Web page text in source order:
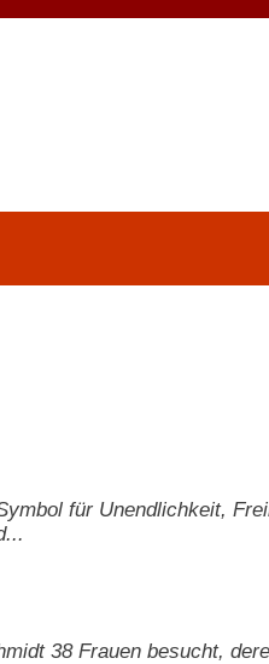
für Unendlichkeit,
38 Frauen besucht,